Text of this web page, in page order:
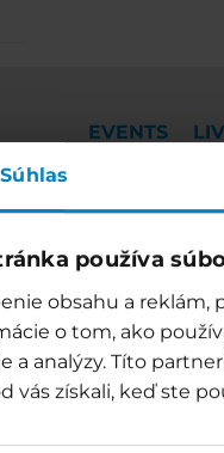
Súhlas
používa
obsahu a
o tom, ako
a analýzy. Títo
vás získali, keď ste
EVENTS